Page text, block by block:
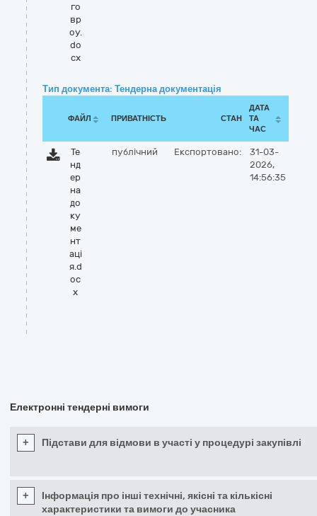
го
вр
оу.
do
cx
Тип документа: Тендерна документація
ФАЙЛ ПРИВАТНІСТЬ СТАН
ДАТА
ТА
ЧАС
Те
нд
ер
на
до
ку
ме
нт
аці
я.d
oc
x
публічний Експортовано:
31-03-
2026,
14:56:35
Електронні тендерні вимоги
+ Підстави для відмови в участі у процедурі закупівлі
+
Інформація про інші технічні, якісні та кількісні
характеристики та вимоги до учасника